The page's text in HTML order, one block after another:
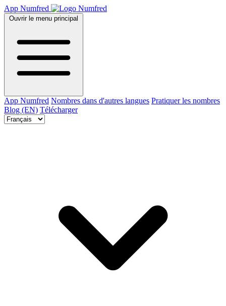
App Numfred
Ouvrir le menu principal
App Numfred Nombres dans d'autres langues Pratiquer les nombres
Blog (EN) Télécharger